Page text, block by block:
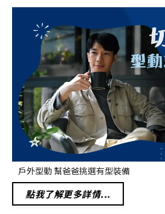
戶外型動 幫爸爸挑選有型裝備
點我了解更多詳情...